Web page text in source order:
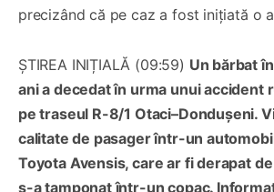
precizând că pe caz a fost inițiată o
ȘTIREA INIȚIALĂ (09:59) Un bărbat
ani a decedat în urma unui accident
pe traseul R-8/1 Otaci–Dondușeni.
calitate de pasager într-un
Toyota Avensis, care ar fi derapat
s-a tamponat într-un copac.